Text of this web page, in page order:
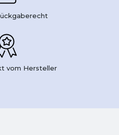
vom Hersteller